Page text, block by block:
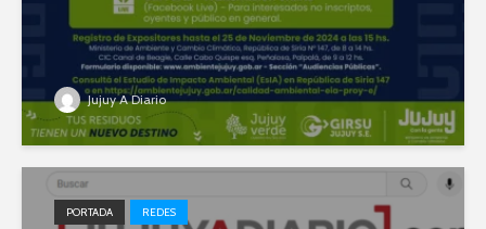
Jujuy A Diario
PORTADA REDES